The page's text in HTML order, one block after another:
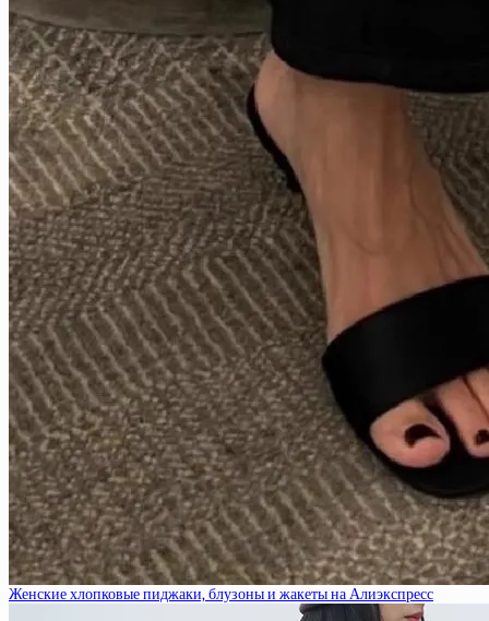
Женские хлопковые пиджаки, блузоны и жакеты на Алиэкспресс